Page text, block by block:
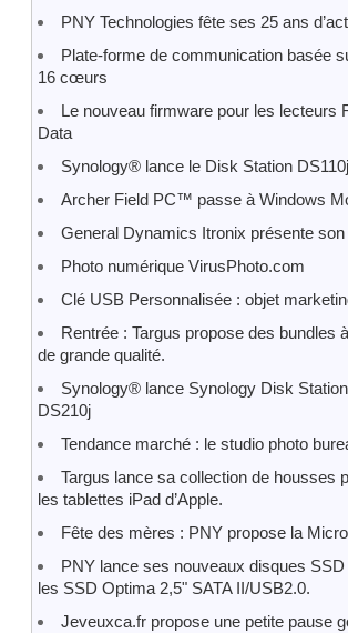
PNY Technologies fête ses 25 ans
Plate-forme de communication basée
16 cœurs
Le nouveau firmware pour les lecteurs
Data
Synology® lance le Disk Station
Archer Field PC™ passe à Windows
General Dynamics Itronix présente
Photo numérique VirusPhoto.com
Clé USB Personnalisée : objet
Rentrée : Targus propose des bundles
de grande qualité.
Synology® lance Synology Disk
DS210j
Tendance marché : le studio photo
Targus lance sa collection de housses
les tablettes iPad d’Apple.
Fête des mères : PNY propose la
PNY lance ses nouveaux disques SSD
les SSD Optima 2,5" SATA II/USB2.0.
Jeveuxca.fr propose une petite pause